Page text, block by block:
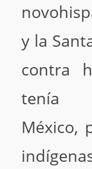
y la
contra
tenía
México,